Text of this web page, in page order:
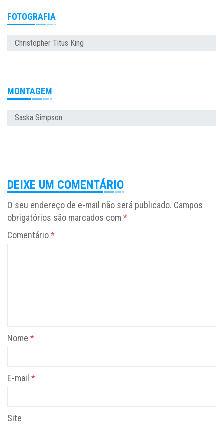
FOTOGRAFIA
Christopher Titus King
MONTAGEM
Saska Simpson
DEIXE UM COMENTÁRIO
O seu endereço de e-mail não será publicado. Campos
obrigatórios são marcados com *
Comentário*
Nome *
E-mail *
Site